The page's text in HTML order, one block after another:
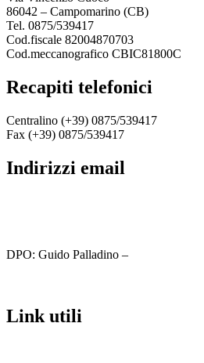
86042 – Campomarino (CB)
Tel. 0875/539417
Cod.fiscale 82004870703
Cod.meccanografico CBIC81800C
recapiti telefonici
Centralino (+39) 0875/539417
Fax (+39) 0875/539417
indirizzi email
DPO: Guido Palladino –
link utili